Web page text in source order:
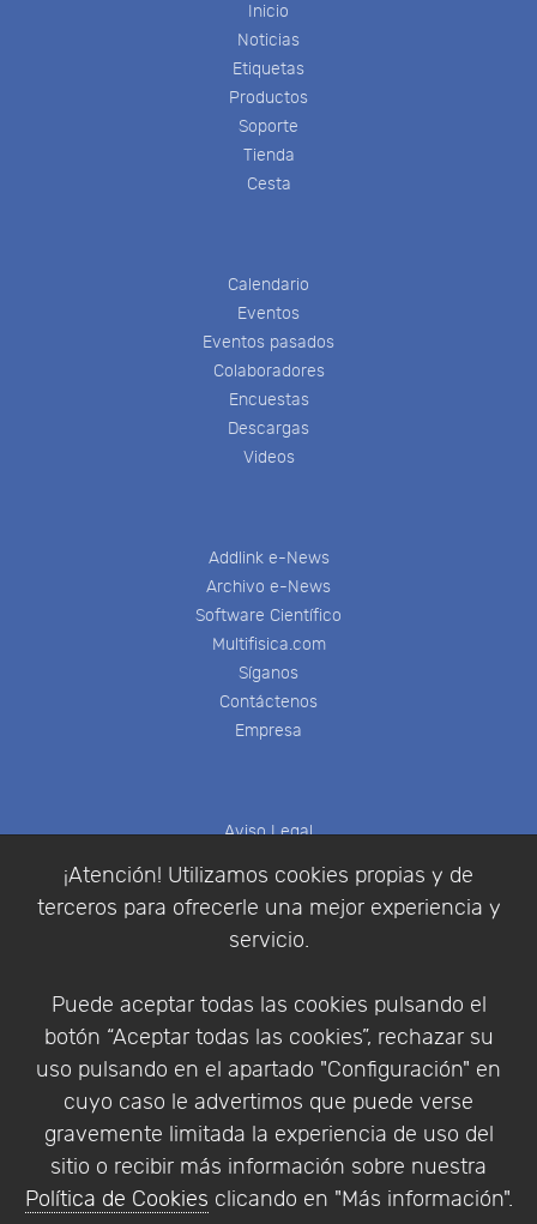
¡Atención! Utilizamos cookies propias y de
terceros para ofrecerle una mejor experiencia y
servicio.
Puede aceptar todas las cookies pulsando el
botón “Aceptar todas las cookies”, rechazar su
uso pulsando en el apartado "Configuración" en
cuyo caso le advertimos que puede verse
gravemente limitada la experiencia de uso del
sitio o recibir más información sobre nuestra
Política de Cookies clicando en "Más información".
Inicio
Noticias
Etiquetas
Productos
Soporte
Tienda
Cesta
Calendario
Eventos
Eventos pasados
Colaboradores
Encuestas
Descargas
Videos
Addlink e-News
Archivo e-News
Software Científico
Multifisica.com
Síganos
Contáctenos
Empresa
Aviso Legal
Política de Privacidad
Condiciones de compra
Identificarse
Empresa|Aviso Legal| Política de Privacidad |
Política de Cookies
© Copyright 1994 - 2026. Addlink Software
Científico, S.L.